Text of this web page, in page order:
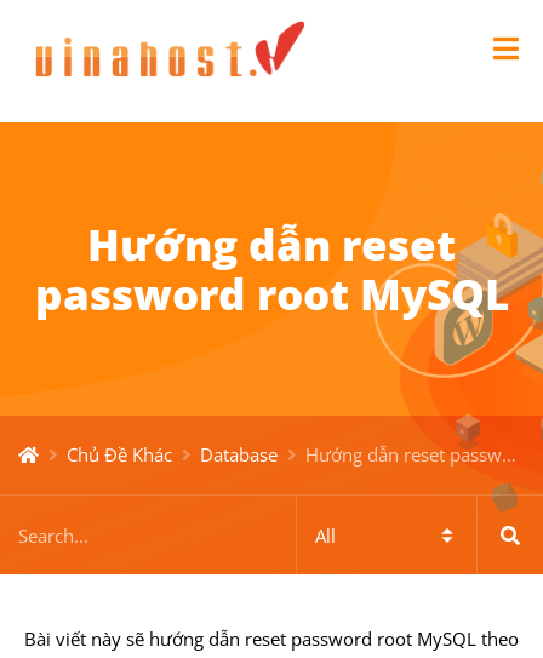
Hướng dẫn reset
password root MySQL
Chủ Đề Khác Database Hướng dẫn reset password root MySQL
Bài viết này sẽ hướng dẫn reset password root MySQL theo